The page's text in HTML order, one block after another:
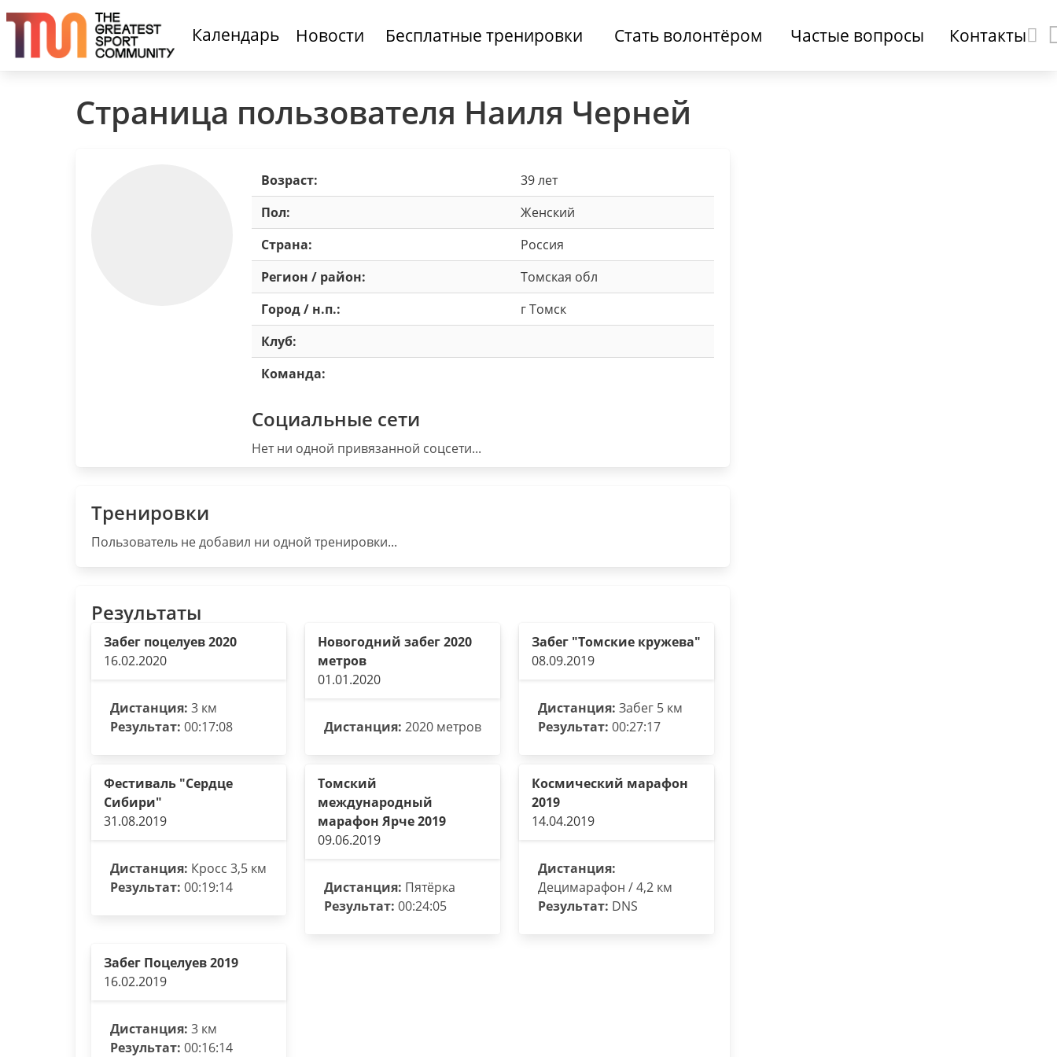
Календарь Новости Бесплатные тренировки Стать волонтёром Частые вопросы Контакты
Страница пользователя Наиля Черней
Возраст:
39 лет
Пол:
Женский
Страна:
Россия
Регион / район:
Томская обл
Город / н.п.:
г Томск
Клуб:
Команда:
Социальные сети
Нет ни одной привязанной соцсети...
Тренировки
Пользователь не добавил ни одной тренировки...
Результаты
Забег поцелуев 2020
16.02.2020
Дистанция: 3 км
Результат: 00:17:08
Новогодний забег 2020
метров
01.01.2020
Дистанция: 2020 метров
Забег "Томские кружева"
08.09.2019
Дистанция: Забег 5 км
Результат: 00:27:17
Фестиваль "Сердце
Сибири"
31.08.2019
Дистанция: Кросс 3,5 км
Результат: 00:19:14
Томский
международный
марафон Ярче 2019
09.06.2019
Дистанция: Пятёрка
Результат: 00:24:05
Космический марафон
2019
14.04.2019
Дистанция:
Децимарафон / 4,2 км
Результат: DNS
Забег Поцелуев 2019
16.02.2019
Дистанция: 3 км
Результат: 00:16:14